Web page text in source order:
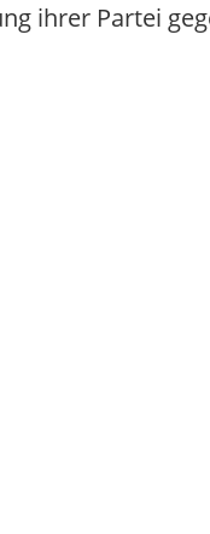
ihrer Partei